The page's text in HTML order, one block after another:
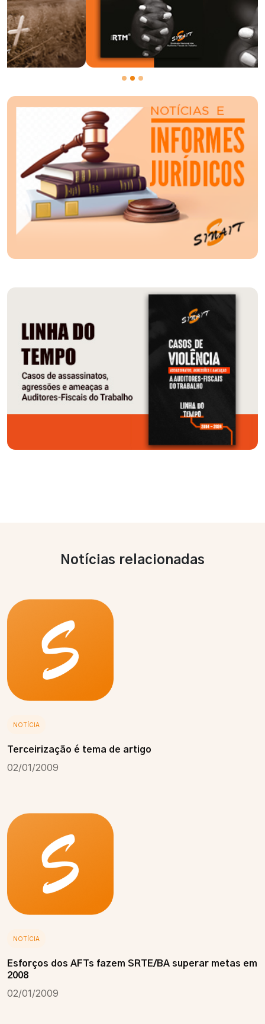
Notícias relacionadas
NOTÍCIA
Terceirização é tema de artigo
02/01/2009
NOTÍCIA
Esforços dos AFTs fazem SRTE/BA superar metas em
2008
02/01/2009